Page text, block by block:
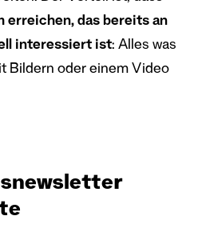
erreichen, das bereits an
interessiert ist: Alles was
Bildern oder einem Video